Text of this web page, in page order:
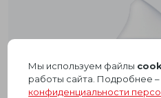
Мы используем файлы
работы сайта. Подробнее –
конфиденциальности